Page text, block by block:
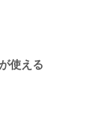
使える